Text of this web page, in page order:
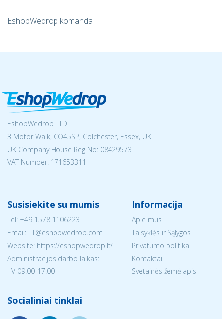
EshopWedrop komanda
EshopWedrop LTD
3 Motor Walk, CO45SP, Colchester, Essex, UK
UK Company House Reg No: 08429573
VAT Number: 171653311
Susisiekite su mumis
Tel: +49 1578 1106223
Email: LT@eshopwedrop.com
Website: https://eshopwedrop.lt/
Administracijos darbo laikas:
I-V 09:00-17:00
Informacija
Apie mus
Taisyklės ir Sąlygos
Privatumo politika
Kontaktai
Svetainės žemėlapis
Socialiniai tinklai